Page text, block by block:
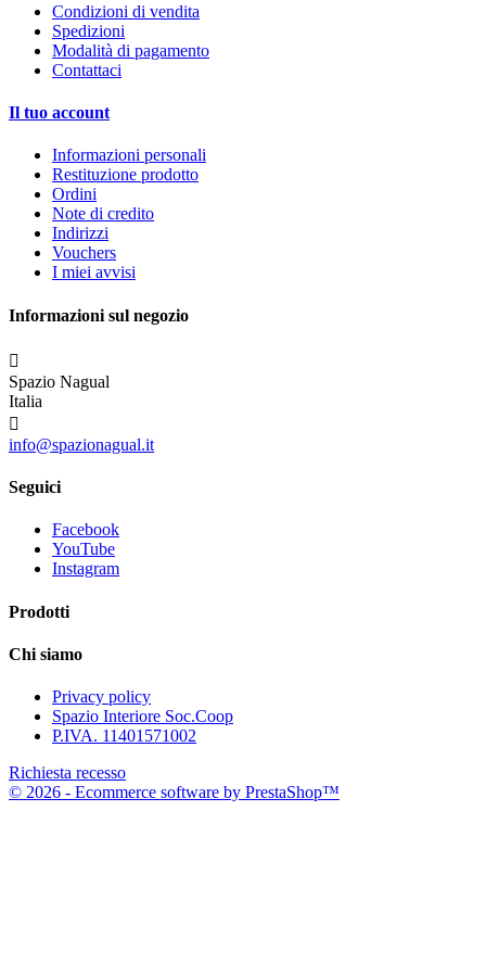
Condizioni di vendita
Spedizioni
Modalità di pagamento
Contattaci
Il tuo account
Informazioni personali
Restituzione prodotto
Ordini
Note di credito
Indirizzi
Vouchers
I miei avvisi
Informazioni sul negozio

Spazio Nagual
Italia

info@spazionagual.it
Seguici
Facebook
YouTube
Instagram
Prodotti
Chi siamo
Privacy policy
Spazio Interiore Soc.Coop
P.IVA. 11401571002
Richiesta recesso
© 2026 - Ecommerce software by PrestaShop™